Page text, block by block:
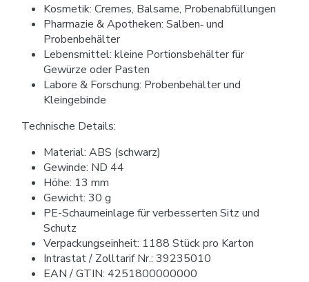
Kosmetik: Cremes, Balsame, Probenabfüllungen
Pharmazie & Apotheken: Salben‑ und
Probenbehälter
Lebensmittel: kleine Portionsbehälter für
Gewürze oder Pasten
Labore & Forschung: Probenbehälter und
Kleingebinde
Technische Details:
Material: ABS (schwarz)
Gewinde: ND 44
Höhe: 13 mm
Gewicht: 30 g
PE-Schaumeinlage für verbesserten Sitz und
Schutz
Verpackungseinheit: 1188 Stück pro Karton
Intrastat / Zolltarif Nr.: 39235010
EAN / GTIN: 4251800000000